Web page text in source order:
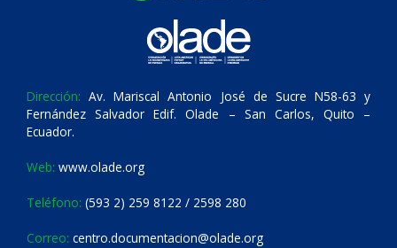
Dirección: Av. Mariscal Antonio José de Sucre N58-63 y
Fernández Salvador Edif. Olade – San Carlos, Quito –
Ecuador.
Web: www.olade.org
Teléfono: (593 2) 259 8122 / 2598 280
Correo: centro.documentacion@olade.org